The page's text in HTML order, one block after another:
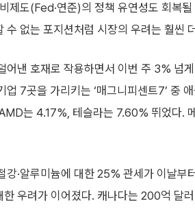
제도(Fed·연준)의 정책 유연성도 회복
없는 포지션처럼 시장의 우려는 훨씬
어낸 호재로 작용하면서 이번 주 3% 넘
업 7곳을 가리키는 ‘매그니피센트7’ 중
는 4.17%, 테슬라는 7.60% 뛰었다.
강·알루미늄에 대한 25% 관세가 이날부
우려가 이어졌다. 캐나다는 200억 달